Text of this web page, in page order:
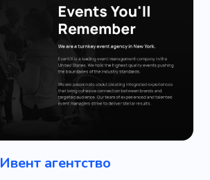
Ивент агентство